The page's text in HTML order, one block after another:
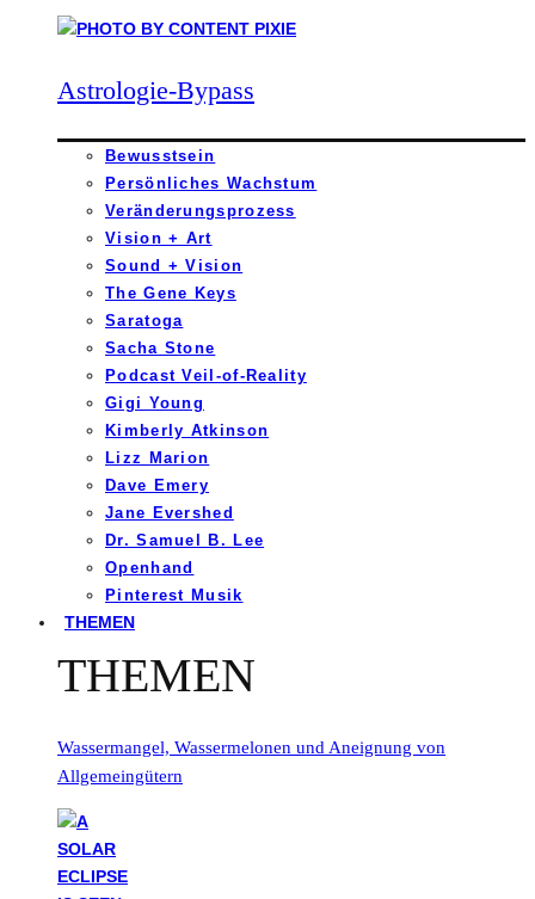
Astrologie-Bypass
Bewusstsein
Persönliches Wachstum
Veränderungsprozess
Vision + Art
Sound + Vision
The Gene Keys
Saratoga
Sacha Stone
Podcast Veil-of-Reality
Gigi Young
Kimberly Atkinson
Lizz Marion
Dave Emery
Jane Evershed
Dr. Samuel B. Lee
Openhand
Pinterest Musik
THEMEN
THEMEN
Wassermangel, Wassermelonen und Aneignung von
Allgemeingütern